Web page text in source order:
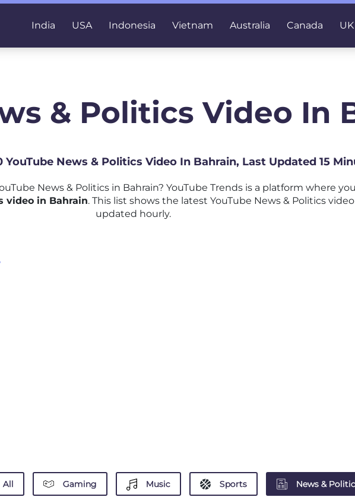
India USA Indonesia Vietnam Australia Canada UK
& Politics Video In
YouTube News & Politics Video In Bahrain, Last Updated 15
News & Politics in Bahrain? YouTube Trends is a platform where
video in Bahrain. This list shows the latest YouTube News & Politics
updated hourly.
All Gaming Music Sports News &